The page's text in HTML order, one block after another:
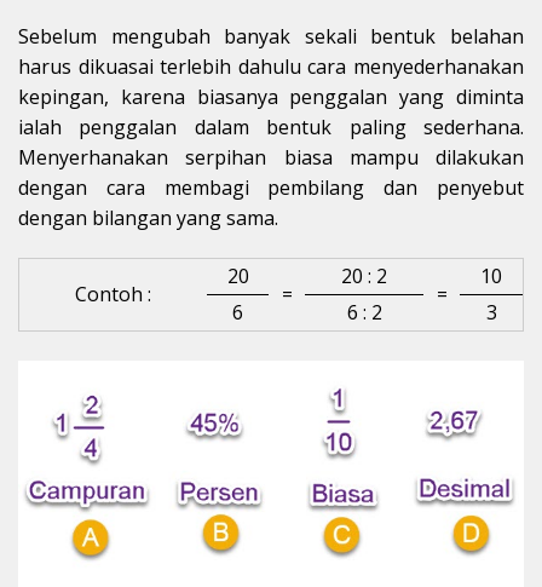
Sebelum mengubah banyak sekali bentuk belahan
harus dikuasai terlebih dahulu cara menyederhanakan
kepingan, karena biasanya penggalan yang diminta
ialah penggalan dalam bentuk paling sederhana.
Menyerhanakan serpihan biasa mampu dilakukan
dengan cara membagi pembilang dan penyebut
dengan bilangan yang sama.
Contoh :
20
=
20 : 2
=
10
6
6 : 2 3